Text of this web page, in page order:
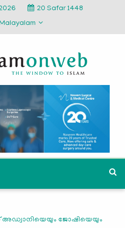
20 Safar 1448
അഡ്വാനിയെയും ജോഷിയെയും